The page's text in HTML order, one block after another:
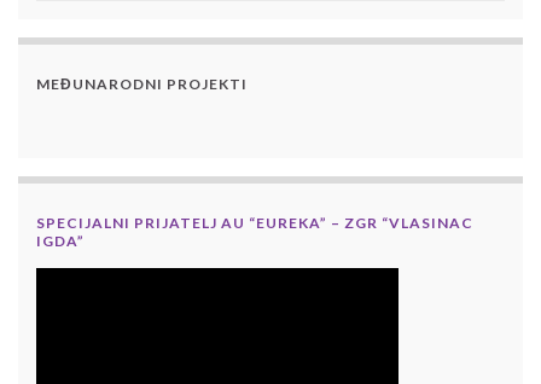
MEĐUNARODNI PROJEKTI
SPECIJALNI PRIJATELJ AU “EUREKA” – ZGR “VLASINAC
IGDA”